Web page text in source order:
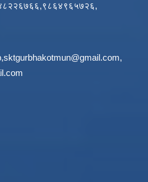
,sktgurbhakotmun@gmail.com,